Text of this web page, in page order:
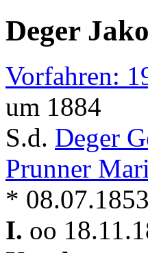
Deger
Vorfahren:
um 1884
S.d. Deger
Prunner
*
I. oo